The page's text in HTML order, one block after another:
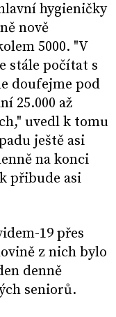
hygieničky
nově
5000. "V
stále počítat s
doufejme pod
25.000 až
uvedl k tomu
ještě asi
na konci
přibude asi
19 přes
z nich bylo
denně
seniorů.